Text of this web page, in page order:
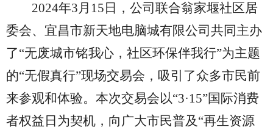
2024年3月15日，公司联合翁家堰社区居
委会、宜昌市新天地电脑城有限公司共同主办
了“无废城市铭我心，社区环保伴我行”为主题
的“无假真行”现场交易会，吸引了众多市民前
来参观和体验。本次交易会以“3·15”国际消费
者权益日为契机，向广大市民普及“再生资源